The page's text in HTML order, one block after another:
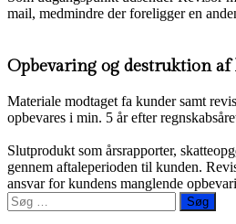
mail, medmindre der foreligger en
Opbevaring og destruktion
Materiale modtaget fa kunder samt
opbevares i min. 5 år efter
Slutprodukt som årsrapporter,
gennem aftaleperioden til kunden.
ansvar for kundens manglende
Søg
efter: